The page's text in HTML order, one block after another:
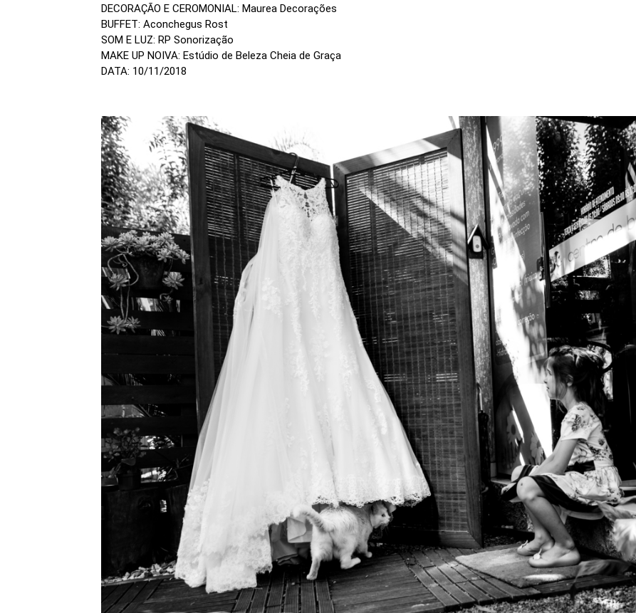
DECORAÇÃO E CEROMONIAL: Maurea Decorações
BUFFET: Aconchegus Rost
SOM E LUZ: RP Sonorização
MAKE UP NOIVA: Estúdio de Beleza Cheia de Graça
DATA: 10/11/2018